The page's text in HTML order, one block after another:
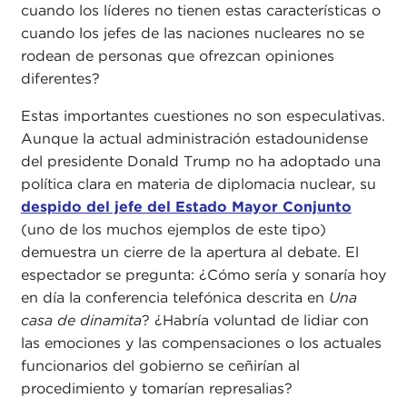
cuando los líderes no tienen estas características o
cuando los jefes de las naciones nucleares no se
rodean de personas que ofrezcan opiniones
diferentes?
Estas importantes cuestiones no son especulativas.
Aunque la actual administración estadounidense
del presidente Donald Trump no ha adoptado una
política clara en materia de diplomacia nuclear, su
despido del jefe del Estado Mayor Conjunto
(uno de los muchos ejemplos de este tipo)
demuestra un cierre de la apertura al debate. El
espectador se pregunta: ¿Cómo sería y sonaría hoy
en día la conferencia telefónica descrita en Una
casa de dinamita? ¿Habría voluntad de lidiar con
las emociones y las compensaciones o los actuales
funcionarios del gobierno se ceñirían al
procedimiento y tomarían represalias?